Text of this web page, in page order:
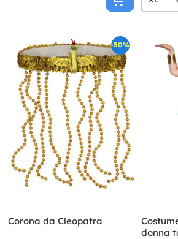
-50%
Corona da Cleopatra
donna